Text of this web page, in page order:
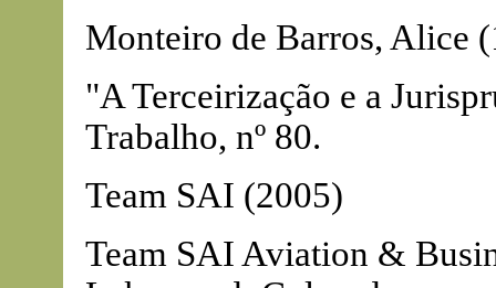
Monteiro de Barros, Alice
"A Terceirização e a
Trabalho, nº 80.
Team SAI (2005)
Team SAI Aviation &